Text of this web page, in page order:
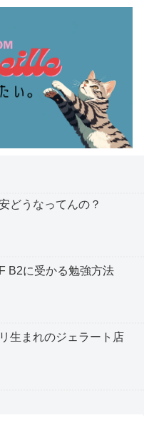
どうなってんの？
B2に受かる勉強方法
生まれのジェラート店